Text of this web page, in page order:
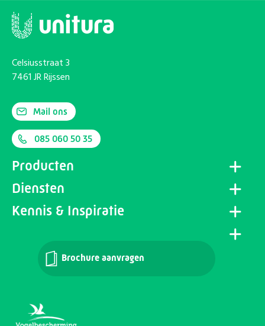
Celsiusstraat 3
7461 JR Rijssen
Mail ons
085 060 50 35
Producten
Diensten
Kennis & Inspiratie
Brochure aanvragen